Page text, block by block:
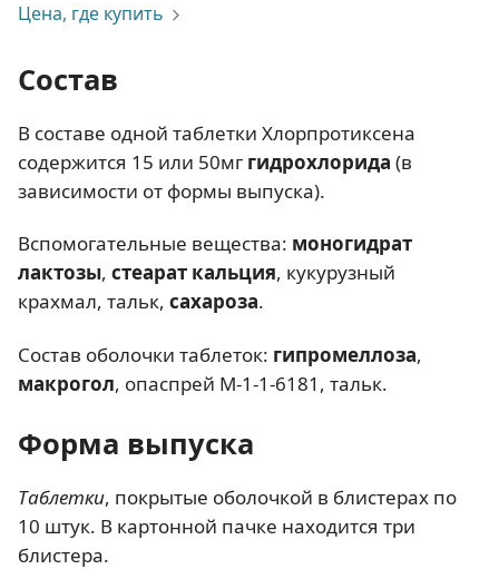
Цена, где купить
Состав
В составе одной таблетки Хлорпротиксена
содержится 15 или 50мг гидрохлорида (в
зависимости от формы выпуска).
Вспомогательные вещества: моногидрат
лактозы, стеарат кальция, кукурузный
крахмал, тальк, сахароза.
Состав оболочки таблеток: гипромеллоза,
макрогол, опаспрей М-1-1-6181, тальк.
Форма выпуска
Таблетки, покрытые оболочкой в блистерах по
10 штук. В картонной пачке находится три
блистера.